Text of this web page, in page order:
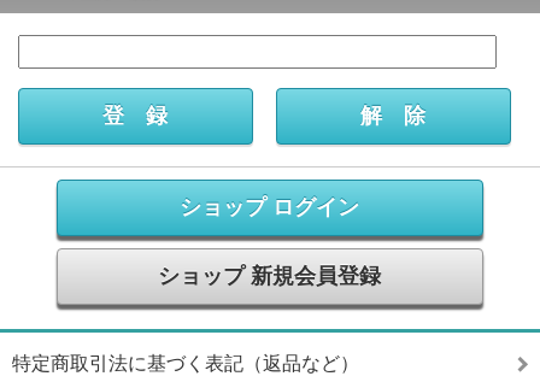
ショップ ログイン
ショップ 新規会員登録
特定商取引法に基づく表記（返品など）